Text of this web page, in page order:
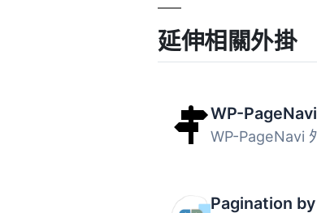
延伸相關外掛
WP-PageNavi